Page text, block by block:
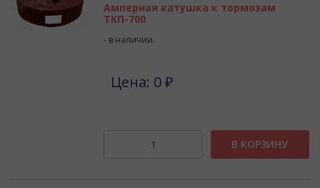
Амперная катушка к тормозам
ТКП-700
- в наличии.
Цена: 0 ₽
В КОРЗИНУ